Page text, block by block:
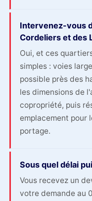
Intervenez-vous
Cordeliers et des
Oui, et ces
simples : voies
possible près des
les dimensions de
copropriété, puis
emplacement pour
portage.
Sous quel délai
Vous recevez un
votre demande au